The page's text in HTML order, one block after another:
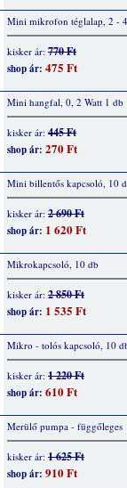
Mini mikrofon téglalap, 2 -
kisker ár: 770 Ft
shop ár: 475 Ft
Mini hangfal, 0, 2 Watt 1 db
kisker ár: 445 Ft
shop ár: 270 Ft
Mini billentős kapcsoló, 10
kisker ár: 2 690 Ft
shop ár: 1 620 Ft
Mikrokapcsoló, 10 db
kisker ár: 2 850 Ft
shop ár: 1 535 Ft
Mikro - tolós kapcsoló, 10
kisker ár: 1 220 Ft
shop ár: 610 Ft
Merülő pumpa - függőleges
kisker ár: 1 625 Ft
shop ár: 910 Ft